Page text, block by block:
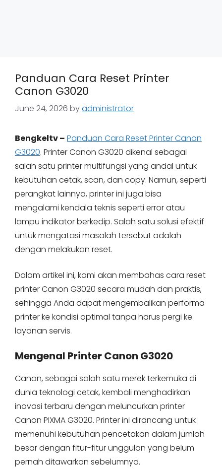
Panduan Cara Reset Printer
Canon G3020
June 24, 2026 byadministrator
Bengkeltv – Panduan Cara Reset Printer Canon
G3020. Printer Canon G3020 dikenal sebagai
salah satu printer multifungsi yang andal untuk
kebutuhan cetak, scan, dan copy. Namun, seperti
perangkat lainnya, printer ini juga bisa
mengalami kendala teknis seperti error atau
lampu indikator berkedip. Salah satu solusi efektif
untuk mengatasi masalah tersebut adalah
dengan melakukan reset.
Dalam artikel ini, kami akan membahas cara reset
printer Canon G3020 secara mudah dan praktis,
sehingga Anda dapat mengembalikan performa
printer ke kondisi optimal tanpa harus pergi ke
layanan servis.
Mengenal Printer Canon G3020
Canon, sebagai salah satu merek terkemuka di
dunia teknologi cetak, kembali menghadirkan
inovasi terbaru dengan meluncurkan printer
Canon PIXMA G3020. Printer ini dirancang untuk
memenuhi kebutuhan pencetakan dalam jumlah
besar dengan fitur-fitur unggulan yang belum
pernah ditawarkan sebelumnya.